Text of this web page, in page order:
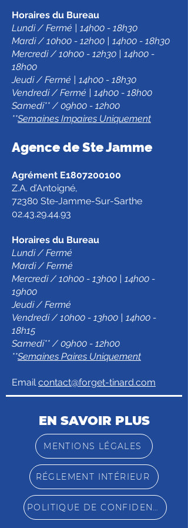
Horaires du Bureau
Lundi / Fermé | 14h00 - 18h30
Mardi / 10h00 - 12h00 | 14h00 - 18h30
Mercredi / 10h00 - 12h30 | 14h00 -
18h00
Jeudi / Fermé | 14h00 - 18h30
Vendredi / Fermé | 14h00 - 18h00
Samedi** / 09h00 - 12h00
**Semaines Impaires Uniquement
Agence de Ste Jamme
Agrément E1807200100
Z.A. d’Antoigné,
72380 Ste-Jamme-Sur-Sarthe
02.43.29.44.93
Horaires du Bureau
Lundi / Fermé
Mardi / Fermé
Mercredi / 10h00 - 13h00 | 14h00 -
19h00
Jeudi / Fermé
Vendredi / 10h00 - 13h00 | 14h00 -
18h15
Samedi** / 09h00 - 12h00
**Semaines Paires Uniquement
Emailcontact@forget-tinard.com
EN SAVOIR PLUS
MENTIONS LÉGALES
RÉGLEMENT INTÉRIEUR
POLITIQUE DE CONFIDENTIALITÉ